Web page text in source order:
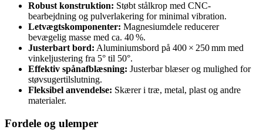
Robust konstruktion: Støbt stålkrop med CNC-
bearbejdning og pulverlakering for minimal vibration.
Letvægtskomponenter: Magnesiumdele reducerer
bevægelig masse med ca. 40 %.
Justerbart bord: Aluminiumsbord på 400 × 250 mm med
vinkeljustering fra 5° til 50°.
Effektiv spånafblæsning: Justerbar blæser og mulighed for
støvsugertilslutning.
Fleksibel anvendelse: Skærer i træ, metal, plast og andre
materialer.
Fordele og ulemper